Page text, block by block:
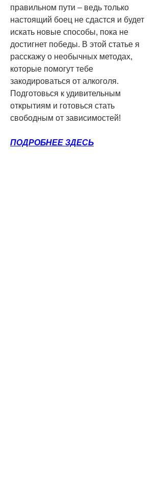
правильном пути – ведь только
настоящий боец не сдастся и будет
искать новые способы, пока не
достигнет победы. В этой статье я
расскажу о необычных методах,
которые помогут тебе
закодироваться от алкоголя.
Подготовься к удивительным
открытиям и готовься стать
свободным от зависимостей!
ПОДРОБНЕЕ ЗДЕСЬ